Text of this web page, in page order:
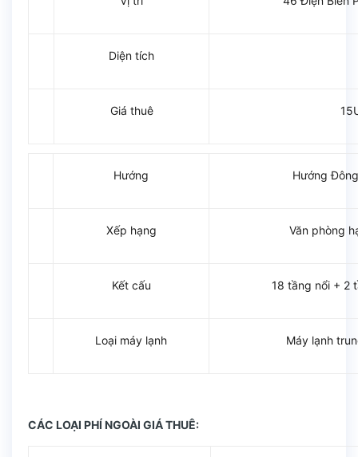
Diện tích
Giá thuê
Hướng Hướng
Xếp hạng Văn phòng
Kết cấu 18 tầng nổi + 2
Loại máy lạnh Máy lạnh
CÁC LOẠI PHÍ NGOÀI GIÁ THUÊ: